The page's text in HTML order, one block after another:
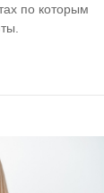
по которым